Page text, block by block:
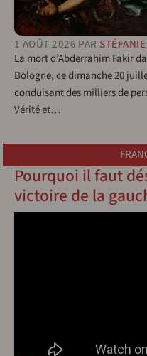
1 AOÛT 2026 PAR
La mort d’Abderrahim Fakir
Bologne, ce dimanche 20
conduisant des milliers de
Vérité et…
Pourquoi il faut
victoire de la